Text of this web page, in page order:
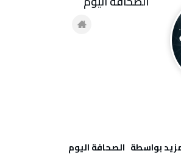
بواسطة‬ ‬ ‭ ‬الصحافة‭ ‬اليوم